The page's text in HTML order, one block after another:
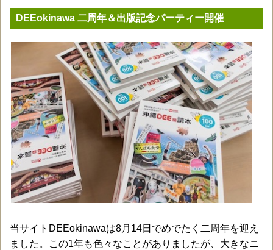
DEEokinawa 二周年＆出版記念パーティー開催
当サイトDEEokinawaは8月14日でめでたく二周年を迎え
ました。この1年も色々なことがありましたが、大きなニ